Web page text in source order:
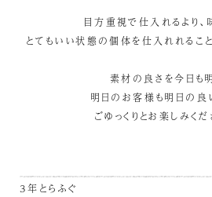
目方重視で仕入れるより、
とてもいい状態の個体を仕入れれるこ
素材の良さを今日も明
明日のお客様も明日の良
ごゆっくりとお楽しみくだ
3年とらふぐ